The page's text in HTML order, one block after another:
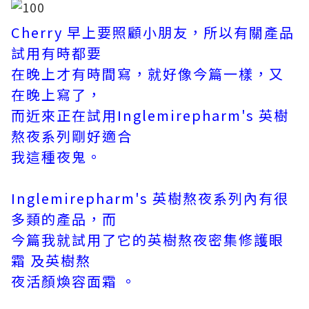
Cherry 早上要照顧小朋友，所以有關產品
試用有時都要
在晚上才有時間寫，就好像今篇一樣，又
在晚上寫了，
而近來正在試用Inglemirepharm's 英樹
熬夜系列剛好適合
我這種夜鬼。
Inglemirepharm's 英樹熬夜系列內有很
多類的產品，而
今篇我就試用了它的英樹熬夜密集修護眼
霜 及英樹熬
夜活顏煥容面霜 。